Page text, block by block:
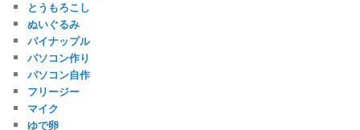
とうもろこし
ぬいぐるみ
パイナップル
パソコン作り
パソコン自作
フリージー
マイク
ゆで卵